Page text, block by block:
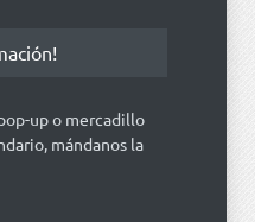
up o mercadillo
mándanos la